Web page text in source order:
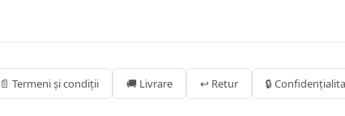
📄 Termeni și condiții 🚚 Livrare ↩ Retur 🔒